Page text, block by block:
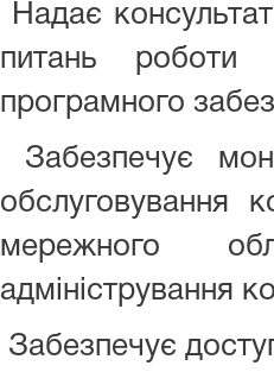
Надає
питань роботи
програмного
Забезпечує
обслуговування
мережного
адміністрування
Забезпечує